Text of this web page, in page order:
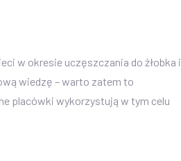
w okresie uczęszczania do żłobka i
wiedzę – warto zatem to
placówki wykorzystują w tym celu